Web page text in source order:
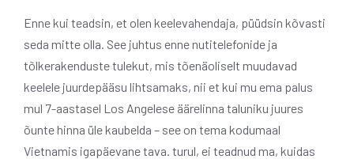
Enne kui teadsin, et olen keelevahendaja, püüdsin kõvasti
seda mitte olla. See juhtus enne nutitelefonide ja
tõlkerakenduste tulekut, mis tõenäoliselt muudavad
keelele juurdepääsu lihtsamaks, nii et kui mu ema palus
mul 7-aastasel Los Angelese äärelinna taluniku juures
õunte hinna üle kaubelda – see on tema kodumaal
Vietnamis igapäevane tava. turul, ei teadnud ma, kuidas